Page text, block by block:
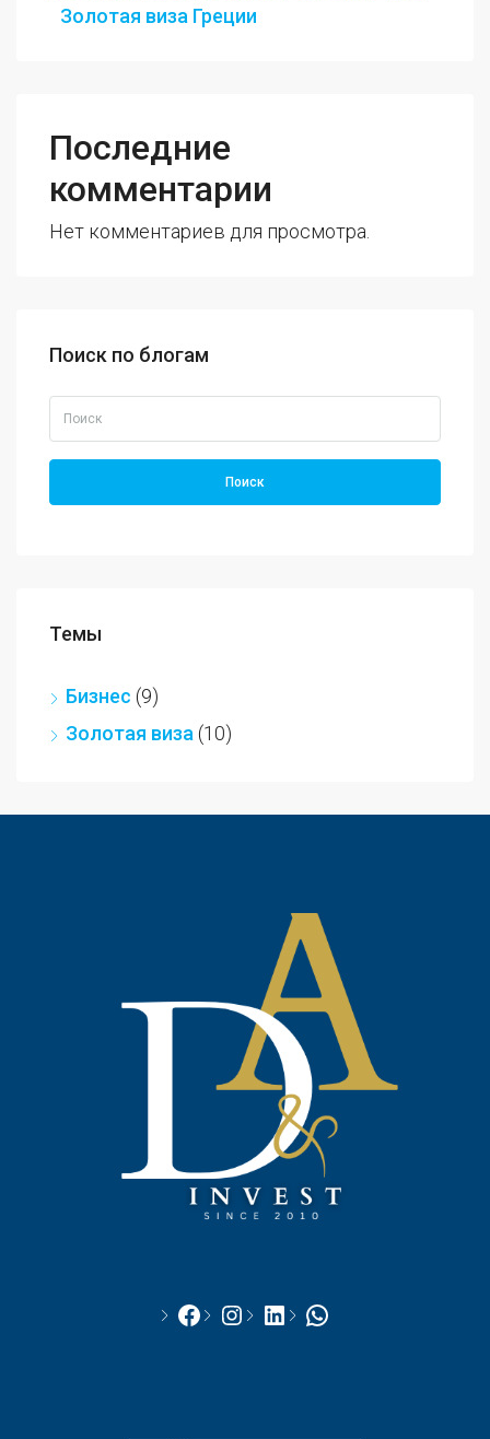
Золотая виза Греции
Последние
комментарии
Нет комментариев для просмотра.
Поиск по блогам
Поиск
Темы
Бизнес (9)
Золотая виза (10)
Facebook
Instagram
LinkedInWhatsApp